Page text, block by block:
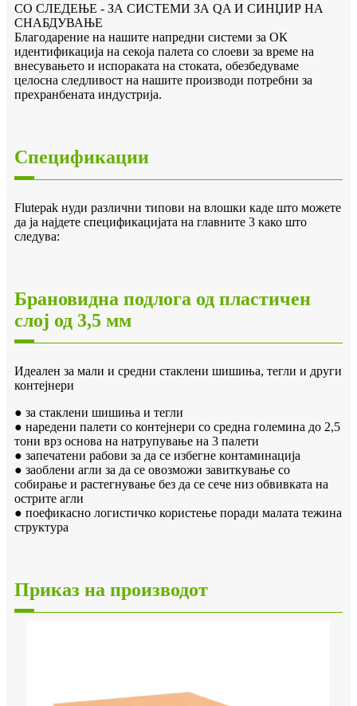
СО СЛЕДЕЊЕ - ЗА СИСТЕМИ ЗА QA И СИНЏИР НА
СНАБДУВАЊЕ
Благодарение на нашите напредни системи за ОК
идентификација на секоја палета со слоеви за време на
внесувањето и испораката на стоката, обезбедуваме
целосна следливост на нашите производи потребни за
прехранбената индустрија.
Спецификации
Flutepak нуди различни типови на влошки каде што можете
да ја најдете спецификацијата на главните 3 како што
следува:
Брановидна подлога од пластичен
слој од 3,5 мм
Идеален за мали и средни стаклени шишиња, тегли и други
контејнери
● за стаклени шишиња и тегли
● наредени палети со контејнери со средна големина до 2,5
тони врз основа на натрупување на 3 палети
● запечатени рабови за да се избегне контаминација
● заоблени агли за да се овозможи завиткување со
собирање и растегнување без да се сече низ обвивката на
острите агли
● поефикасно логистичко користење поради малата тежина
структура
Приказ на производот